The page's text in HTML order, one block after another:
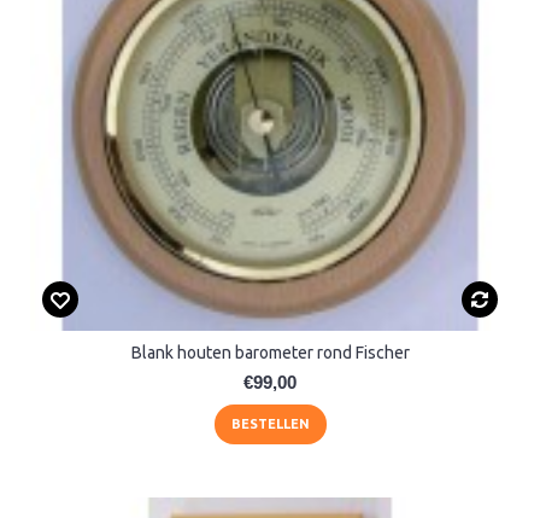
Blank houten barometer rond Fischer
€99,00
BESTELLEN